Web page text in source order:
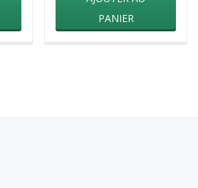
PANIER